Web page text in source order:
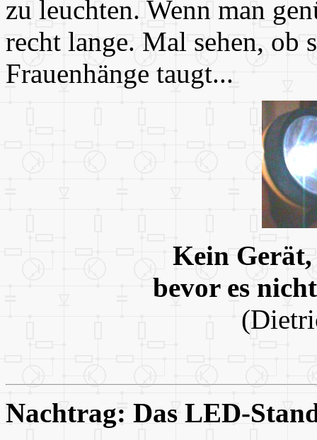
zu leuchten. Wenn man
recht lange. Mal sehen, ob
Frauenhänge taugt...
Kein Gerät,
bevor es
Nachtrag: Das LED-